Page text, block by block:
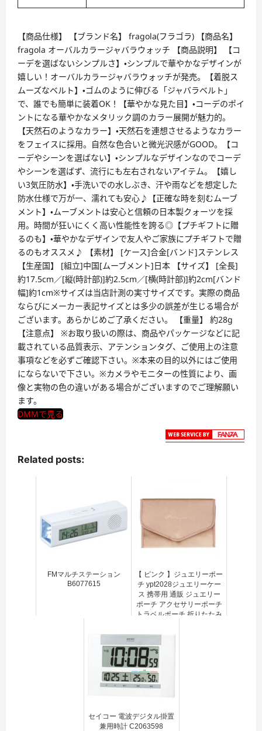
【商品仕様】 【ブランド名】 fragola(フラゴラ) 【商品名】
fragola オーバルカラージャバラウォッチ 【商品説明】 【コ
ーデを選ばないシンプルさ】・シンプルで華やかなデザインが
嬉しい！オーバルカラージャバラウォッチが発売。【着脱ス
ムーズなベルト】・ゴムのように伸びる「ジャバラベルト」
で、誰でも簡単に装着OK！【華やかな見た目】・コーデのポイ
ントになる華やかなメタリック調のカラー展開が魅力的。
【天然石のようなカラー】・天然石を連想させるようなカラー
をフェイスに採用。自然な色合いと微光沢感がGOOD。【コ
ーデやシーンを選ばない】・シンプルなデザインなのでコーデ
やシーンを選ばず、流行にも左右されないアイテム。【嬉し
い3気圧防水】・手洗いでの水しぶき、汗や雨などを想定した
防水仕様で万が一、濡れても安心♪【正確な時を刻むムーブ
メント】・ムーブメントは安心と信頼の日本製クォーツを採
用。時間が狂いにくく高い性能性を誇る◎【プチギフトに贈
るのも】・華やかなデザインで友人やご家族にプチギフトで贈
るのもオススメ♪ 【素材】 [ケース]合金[バンド]ステンレス
【生産国】 [組立]中国[ムーブメント]日本 【サイズ】 [全長]
約17.5cm／[縦(時計部)]約2.5cm／[横(時計部)]約2cm[バンド
幅]約1cm※サイズは当店計測の実寸サイズです。実際の商品
ならびにメーカー表記サイズとは多少の誤差が生じる場合が
ございます。あらかじめご了承ください。 【重量】 約28g
【注意点】 ※お取り扱いの際は、商品やパッケージなどに記
載されている品質表示、アテンションタグ、ご使用上の注意
事項などを必ずご確認下さい。※本来の目的以外にはご使用
にならないで下さい。※カメラやモニターの性質により、画
像と実物の色の違いがある場合がございますのでご理解願い
ます。
DMMで見る
Related posts:
FMマルチステーション
B6077615
【 ピンク 】ジュエリーポー
チ ypt2028ジュエリーケー
ス 携帯用 通販 ジュエリー
ポーチ アクセサリーポーチ
トラベルポーチ 折りたたみ
持ち運び コンパクト スッ...
セイコー 電波デジタル掛置
兼用時計 C2063598